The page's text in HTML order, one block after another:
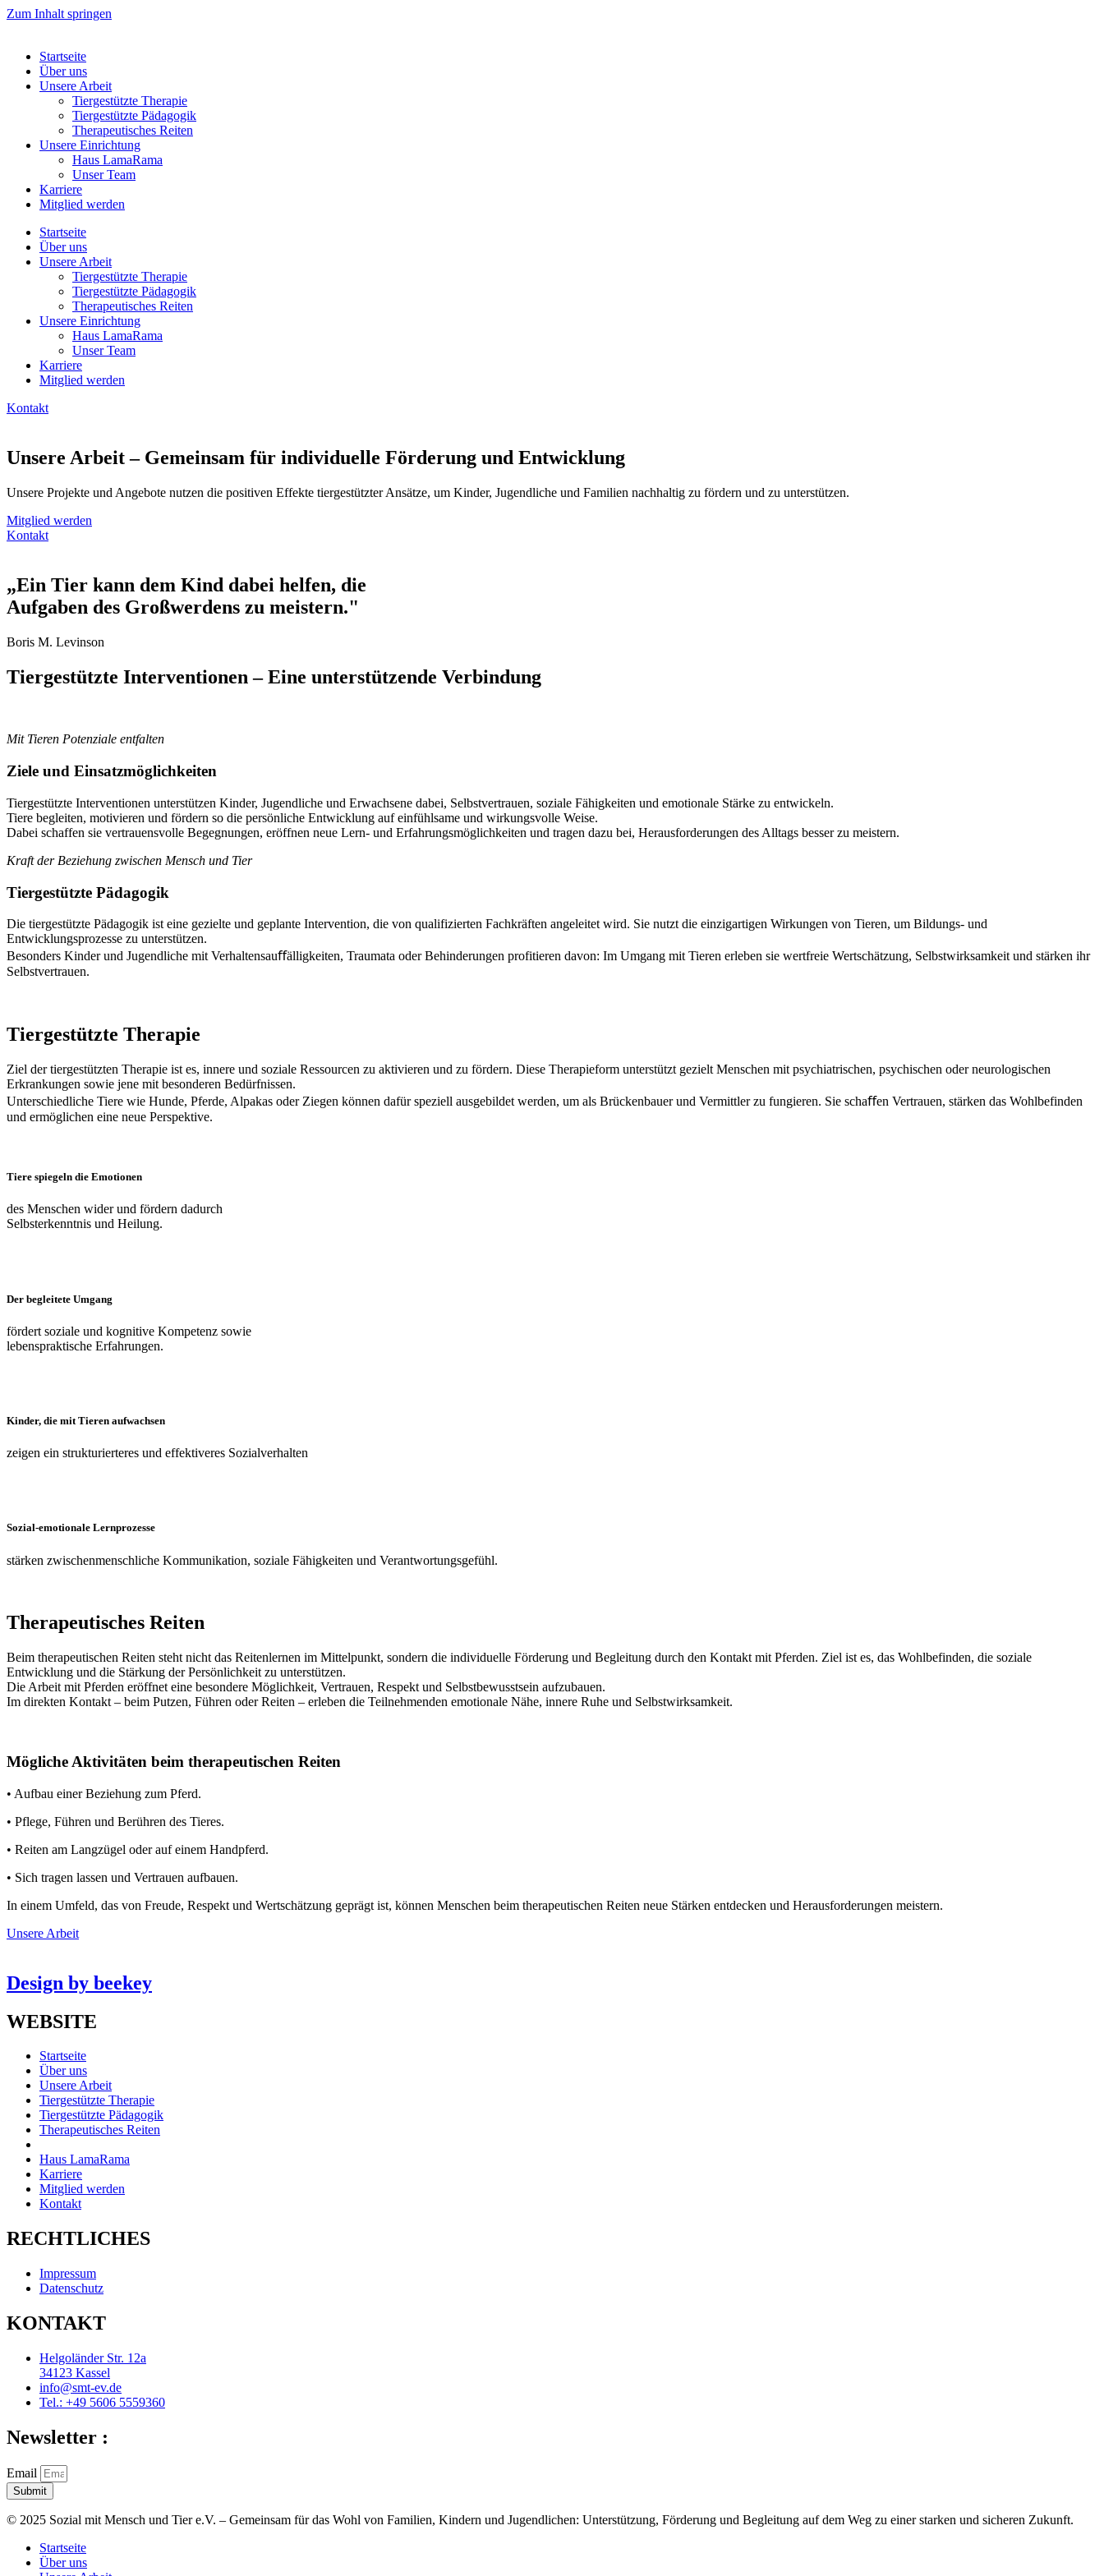
Zum Inhalt springen
Startseite
Über uns
Unsere Arbeit
Tiergestützte Therapie
Tiergestützte Pädagogik
Therapeutisches Reiten
Unsere Einrichtung
Haus LamaRama
Unser Team
Karriere
Mitglied werden
Startseite
Über uns
Unsere Arbeit
Tiergestützte Therapie
Tiergestützte Pädagogik
Therapeutisches Reiten
Unsere Einrichtung
Haus LamaRama
Unser Team
Karriere
Mitglied werden
Kontakt
Unsere Arbeit – Gemeinsam für individuelle Förderung und Entwicklung
Unsere Projekte und Angebote nutzen die positiven Effekte tiergestützter Ansätze, um Kinder, Jugendliche und Familien nachhaltig zu fördern und zu unterstützen.
Mitglied werden
Kontakt
„Ein Tier kann dem Kind dabei helfen, die
Aufgaben des Großwerdens zu meistern."
Boris M. Levinson
Tiergestützte Interventionen – Eine unterstützende Verbindung
Mit Tieren Potenziale entfalten
Ziele und Einsatzmöglichkeiten
Tiergestützte Interventionen unterstützen Kinder, Jugendliche und Erwachsene dabei, Selbstvertrauen, soziale Fähigkeiten und emotionale Stärke zu entwickeln.
Tiere begleiten, motivieren und fördern so die persönliche Entwicklung auf einfühlsame und wirkungsvolle Weise.
Dabei schaffen sie vertrauensvolle Begegnungen, eröffnen neue Lern- und Erfahrungsmöglichkeiten und tragen dazu bei, Herausforderungen des Alltags besser zu meistern.
Kraft der Beziehung zwischen Mensch und Tier
Tiergestützte Pädagogik
Die tiergestützte Pädagogik ist eine gezielte und geplante Intervention, die von qualifizierten Fachkräften angeleitet wird. Sie nutzt die einzigartigen Wirkungen von Tieren, um Bildungs- und
Entwicklungsprozesse zu unterstützen.
Besonders Kinder und Jugendliche mit Verhaltensauﬀälligkeiten, Traumata oder Behinderungen profitieren davon: Im Umgang mit Tieren erleben sie wertfreie Wertschätzung, Selbstwirksamkeit und stärken ihr
Selbstvertrauen.
Tiergestützte Therapie
Ziel der tiergestützten Therapie ist es, innere und soziale Ressourcen zu aktivieren und zu fördern. Diese Therapieform unterstützt gezielt Menschen mit psychiatrischen, psychischen oder neurologischen
Erkrankungen sowie jene mit besonderen Bedürfnissen.
Unterschiedliche Tiere wie Hunde, Pferde, Alpakas oder Ziegen können dafür speziell ausgebildet werden, um als Brückenbauer und Vermittler zu fungieren. Sie schaﬀen Vertrauen, stärken das Wohlbefinden
und ermöglichen eine neue Perspektive.
Tiere spiegeln die Emotionen
des Menschen wider und fördern dadurch
Selbsterkenntnis und Heilung.
Der begleitete Umgang
fördert soziale und kognitive Kompetenz sowie
lebenspraktische Erfahrungen.
Kinder, die mit Tieren aufwachsen
zeigen ein strukturierteres und effektiveres Sozialverhalten
Sozial-emotionale Lernprozesse
stärken zwischenmenschliche Kommunikation, soziale Fähigkeiten und Verantwortungsgefühl.
Therapeutisches Reiten
Beim therapeutischen Reiten steht nicht das Reitenlernen im Mittelpunkt, sondern die individuelle Förderung und Begleitung durch den Kontakt mit Pferden. Ziel ist es, das Wohlbefinden, die soziale
Entwicklung und die Stärkung der Persönlichkeit zu unterstützen.
Die Arbeit mit Pferden eröffnet eine besondere Möglichkeit, Vertrauen, Respekt und Selbstbewusstsein aufzubauen.
Im direkten Kontakt – beim Putzen, Führen oder Reiten – erleben die Teilnehmenden emotionale Nähe, innere Ruhe und Selbstwirksamkeit.
Mögliche Aktivitäten beim therapeutischen Reiten
• Aufbau einer Beziehung zum Pferd.
• Pflege, Führen und Berühren des Tieres.
• Reiten am Langzügel oder auf einem Handpferd.
• Sich tragen lassen und Vertrauen aufbauen.
In einem Umfeld, das von Freude, Respekt und Wertschätzung geprägt ist, können Menschen beim therapeutischen Reiten neue Stärken entdecken und Herausforderungen meistern.
Unsere Arbeit
Design by beekey
WEBSITE
Startseite
Über uns
Unsere Arbeit
Tiergestützte Therapie
Tiergestützte Pädagogik
Therapeutisches Reiten
Haus LamaRama
Karriere
Mitglied werden
Kontakt
RECHTLICHES
Impressum
Datenschutz
KONTAKT
Helgoländer Str. 12a
34123 Kassel
info@smt-ev.de
Tel.: +49 5606 5559360
Newsletter :
Email
Submit
© 2025 Sozial mit Mensch und Tier e.V. – Gemeinsam für das Wohl von Familien, Kindern und Jugendlichen: Unterstützung, Förderung und Begleitung auf dem Weg zu einer starken und sicheren Zukunft.
Startseite
Über uns